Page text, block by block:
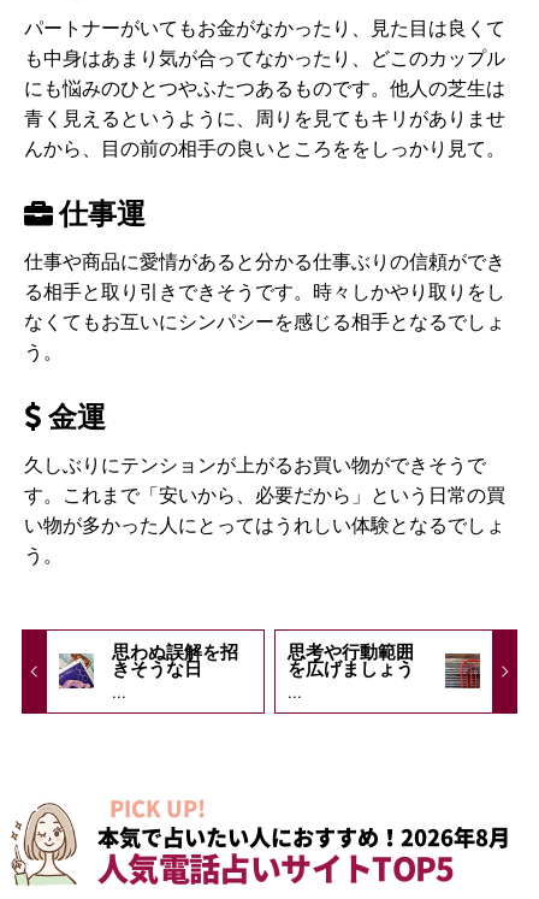
パートナーがいてもお金がなかったり、見た目は良くて
も中身はあまり気が合ってなかったり、どこのカップル
にも悩みのひとつやふたつあるものです。他人の芝生は
青く見えるというように、周りを見てもキリがありませ
んから、目の前の相手の良いところををしっかり見て。
仕事運
仕事や商品に愛情があると分かる仕事ぶりの信頼ができ
る相手と取り引きできそうです。時々しかやり取りをし
なくてもお互いにシンパシーを感じる相手となるでしょ
う。
金運
久しぶりにテンションが上がるお買い物ができそうで
す。これまで「安いから、必要だから」という日常の買
い物が多かった人にとってはうれしい体験となるでしょ
う。
思わぬ誤解を招
きそうな日
...
思考や行動範囲
を広げましょう
...
PICK UP!
本気で占いたい人におすすめ！2026年8月
人気電話占いサイトTOP5